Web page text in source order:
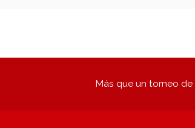
Más que un torneo